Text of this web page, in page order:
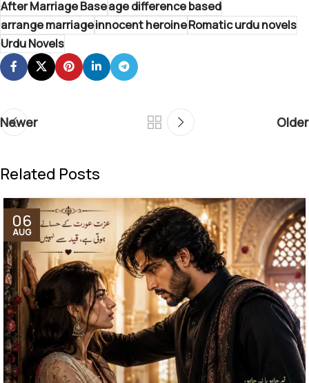
After Marriage Baseage difference based
arrange marriageinnocent heroineRomatic urdu novels
Urdu Novels
Newer Older
Related Posts
06
AUG